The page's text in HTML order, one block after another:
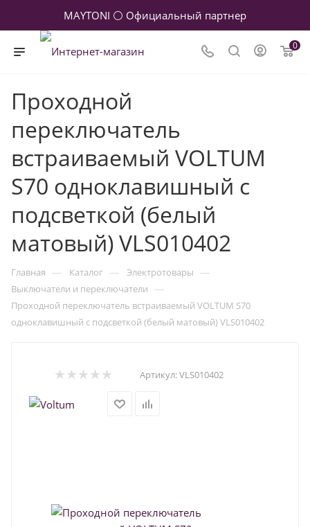
MAYTONI ⚪ Официальный партнер
0
Проходной
переключатель
встраиваемый VOLTUM
S70 одноклавишный с
подсветкой (белый
матовый) VLS010402
Главная — Каталог — Электротовары —
Выключатели и переключатели —
Проходной переключатель встраиваемый VOLTUM S70
одноклавишный с подсветкой (белый матовый) VLS010402
Артикул:VLS010402